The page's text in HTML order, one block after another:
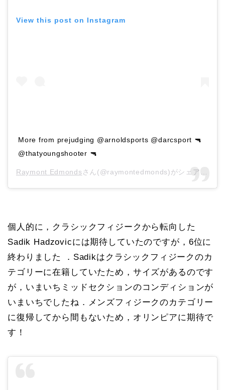
View this post on Instagram
More from prejudging @arnoldsports @darcsport 🔫
@thatyoungshooter 🔫
Raymont Edmonds さん(@raymontedmonds)がシェアした投稿 –
個人的に，クラシックフィジークから転向した
Sadik Hadzovicには期待していたのですが，6位に
終わりました ．Sadikはクラシックフィジークのカ
テゴリーに在籍していたため，サイズがあるのです
が，いまいちミッドセクションのコンディションが
いまいちでしたね．メンズフィジークのカテゴリー
に復帰してから間もないため，オリンピアに期待で
す！